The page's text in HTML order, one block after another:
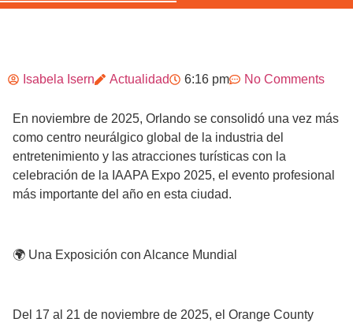
Isabela Isern Actualidad 6:16 pm No Comments
En noviembre de 2025, Orlando se consolidó una vez más
como centro neurálgico global de la industria del
entretenimiento y las atracciones turísticas con la
celebración de la IAAPA Expo 2025, el evento profesional
más importante del año en esta ciudad.
🌍 Una Exposición con Alcance Mundial
Del 17 al 21 de noviembre de 2025, el Orange County